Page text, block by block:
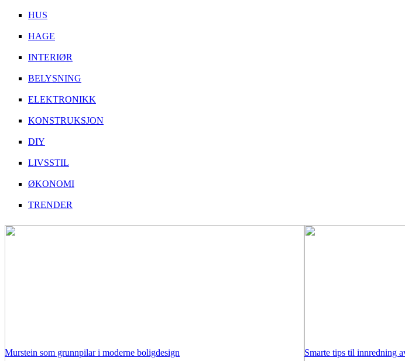
HUS
HAGE
INTERIØR
BELYSNING
ELEKTRONIKK
KONSTRUKSJON
DIY
LIVSSTIL
ØKONOMI
TRENDER
Murstein som grunnpilar i moderne boligdesign Smarte tips til innredning